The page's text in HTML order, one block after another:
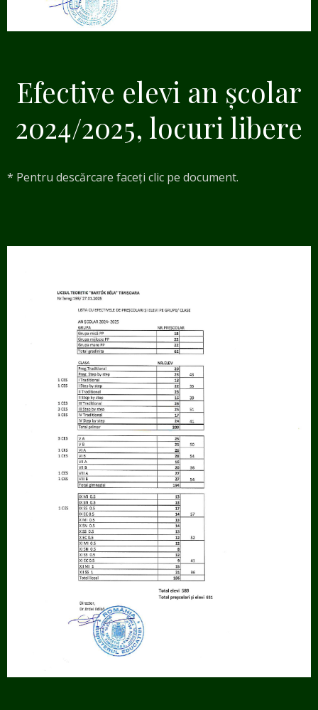
Efective elevi an școlar
2024/2025, locuri libere
* Pentru descărcare faceți clic pe document.